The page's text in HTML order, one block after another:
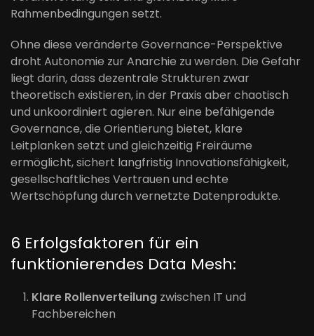
Rahmenbedingungen setzt.
Ohne diese veränderte Governance-Perspektive
droht Autonomie zur Anarchie zu werden. Die Gefahr
liegt darin, dass dezentrale Strukturen zwar
theoretisch existieren, in der Praxis aber chaotisch
und unkoordiniert agieren. Nur eine befähigende
Governance, die Orientierung bietet, klare
Leitplanken setzt und gleichzeitig Freiräume
ermöglicht, sichert langfristig Innovationsfähigkeit,
gesellschaftliches Vertrauen und echte
Wertschöpfung durch vernetzte Datenprodukte.
6 Erfolgsfaktoren für ein
funktionierendes Data Mesh:
Klare Rollenverteilung zwischen IT und
Fachbereichen